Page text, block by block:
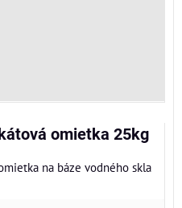
omietka 25kg
na báze vodného skla